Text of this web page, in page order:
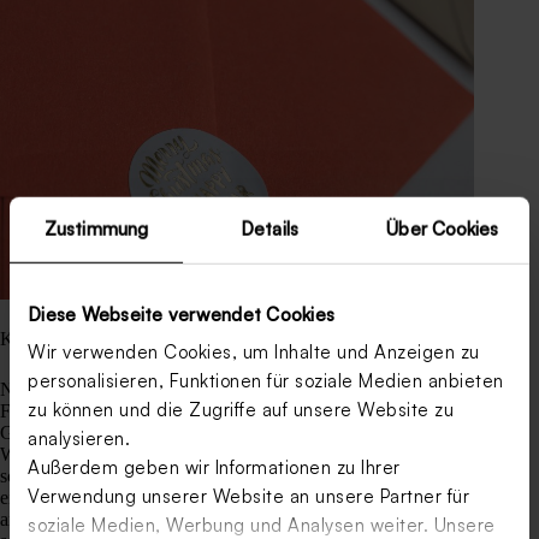
Zustimmung Details Über Cookies
Diese Webseite verwendet Cookies
Wir verwenden Cookies, um Inhalte und Anzeigen zu
personalisieren, Funktionen für soziale Medien anbieten
zu können und die Zugriffe auf unsere Website zu
analysieren.
Außerdem geben wir Informationen zu Ihrer
Verwendung unserer Website an unsere Partner für
soziale Medien, Werbung und Analysen weiter. Unsere
Kostenlose Etiketten für Weihnachtsgeschenke
Neben kleinen Geschenkverpackungen in diversen Formen,
Farben und Designs finden Sie bei uns ebenfalls freeprintable
Geschenkanhänger zum Kennzeichnen Ihrer
Weihnschtsgeschenke. Drucken Sie diese ganz einfach aus,
schneiden sie aus und bringen sie mit Hilfe einer Kordel bzw.
eines schönen Geschenkbandes an Ihre Weihnachtsgeschenke
an. Vergessen Sie nicht zuvor auf das Geschenketikett zu